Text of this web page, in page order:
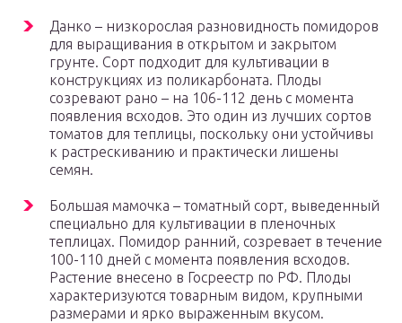
Данко – низкорослая разновидность помидоров
для выращивания в открытом и закрытом
грунте. Сорт подходит для культивации в
конструкциях из поликарбоната. Плоды
созревают рано – на 106-112 день с момента
появления всходов. Это один из лучших сортов
томатов для теплицы, поскольку они устойчивы
к растрескиванию и практически лишены
семян.
Большая мамочка – томатный сорт, выведенный
специально для культивации в пленочных
теплицах. Помидор ранний, созревает в течение
100-110 дней с момента появления всходов.
Растение внесено в Госреестр по РФ. Плоды
характеризуются товарным видом, крупными
размерами и ярко выраженным вкусом.